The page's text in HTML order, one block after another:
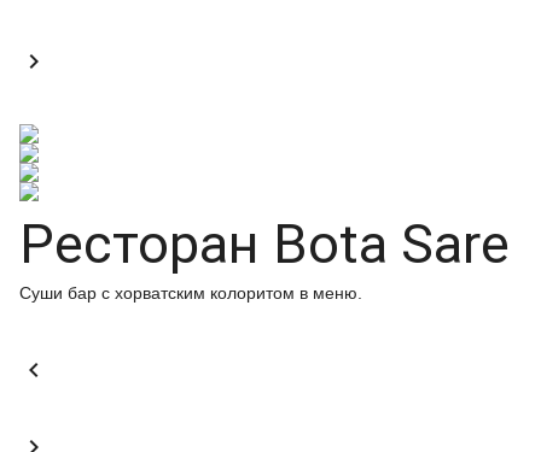

Ресторан Bota Sare
Суши бар с хорватским колоритом в меню.
